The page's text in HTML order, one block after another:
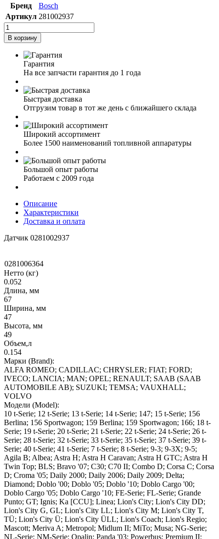
Бренд
Bosch
Артикул 281002937
В корзину
Гарантия
На все запчасти гарантия до 1 года
Быстрая доставка
Отгрузим товар в тот же день с ближайшего склада
Широкий ассортимент
Более 1500 наименований топливной аппаратуры
Большой опыт работы
Работаем с 2009 года
Описание
Характеристики
Доставка и оплата
Датчик 0281002937
0281006364
Нетто (кг)
0.052
Длина, мм
67
Ширина, мм
47
Высота, мм
49
Объем,л
0.154
Марки (Brand):
ALFA ROMEO; CADILLAC; CHRYSLER; FIAT; FORD;
IVECO; LANCIA; MAN; OPEL; RENAULT; SAAB (SAAB
AUTOMOBILE AB); SUZUKI; TEMSA; VAUXHALL;
VOLVO
Модели (Model):
10 t-Serie; 12 t-Serie; 13 t-Serie; 14 t-Serie; 147; 15 t-Serie; 156
Berlina; 156 Sportwagon; 159 Berlina; 159 Sportwagon; 166; 18 t-
Serie; 19 t-Serie; 20 t-Serie; 21 t-Serie; 22 t-Serie; 24 t-Serie; 26 t-
Serie; 28 t-Serie; 32 t-Serie; 33 t-Serie; 35 t-Serie; 37 t-Serie; 39 t-
Serie; 40 t-Serie; 41 t-Serie; 7 t-Serie; 8 t-Serie; 9-3; 9-3X; 9-5;
Agila B; Albea; Astra H; Astra H Caravan; Astra H GTC; Astra H
Twin Top; BLS; Bravo '07; C30; C70 II; Combo D; Corsa C; Corsa
D; Croma '05; Daily 2000; Daily 2006; Daily 2009; Delta;
Diamond; Doblo '00; Doblo '05; Doblo '10; Doblo Cargo '00;
Doblo Cargo '05; Doblo Cargo '10; FE-Serie; FL-Serie; Grande
Punto; GT; Ignis; Ka [CCU]; Linea; Lion's City; Lion's City DD;
Lion's City G, GL; Lion's City LL; Lion's City M; Lion's City T,
TÜ; Lion's City Ü; Lion's City ÜLL; Lion's Coach; Lion's Regio;
Mascott; Meriva A; Metropol; Midlum II; MiTo; Musa; NG-Serie;
NL-Serie; NM-Serie; Opalin; Panda '03; Powerbus; Premium II;